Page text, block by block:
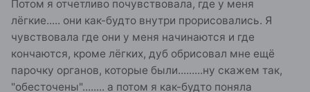
Потом я отчетливо почувствовала, где у меня
лёгкие..... они как-будто внутри прорисовались. Я
чувствовала где они у меня начинаются и где
кончаются, кроме лёгких, дуб обрисовал мне ещё
парочку органов, которые были.........ну скажем так,
"обесточены"........ а потом я как-будто поняла